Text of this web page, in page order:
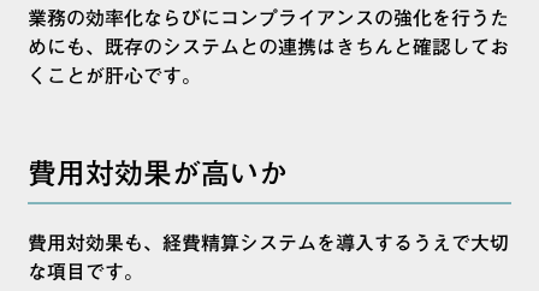
業務の効率化ならびにコンプライアンスの強化を行うた
めにも、既存のシステムとの連携はきちんと確認してお
くことが肝心です。
費用対効果が高いか
費用対効果も、経費精算システムを導入するうえで大切
な項目です。